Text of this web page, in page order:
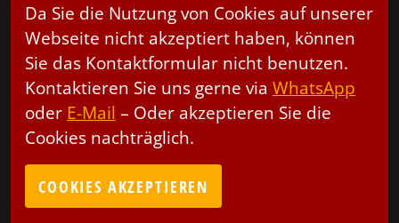
Da Sie die Nutzung von Cookies auf unserer
Webseite nicht akzeptiert haben, können
Sie das Kontaktformular nicht benutzen.
Kontaktieren Sie uns gerne via WhatsApp
oder E-Mail – Oder akzeptieren Sie die
Cookies nachträglich.
COOKIES AKZEPTIEREN